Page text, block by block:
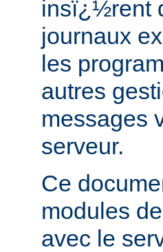
insï¿½rent
journaux
les
autres
messages
serveur.
Ce
modules
avec le